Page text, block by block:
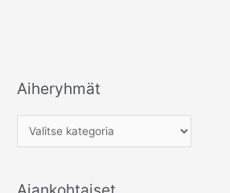
Aiheryhmät